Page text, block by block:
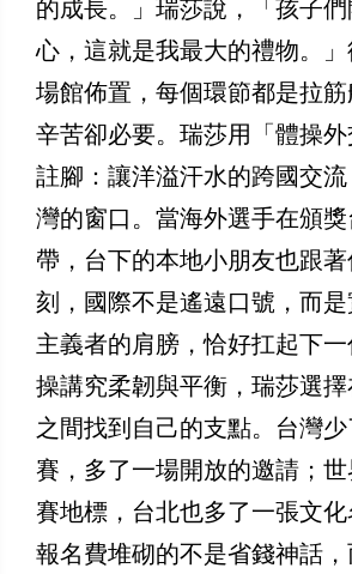
的成長。」瑞莎說，「孩子
心，這就是我最大的禮物。
場館佈置，每個環節都是拉
辛苦卻必要。瑞莎用「體操
註腳：讓洋溢汗水的跨國交
灣的窗口。當海外選手在頒
帶，台下的本地小朋友也跟
刻，國際不是遙遠口號，而
主義者的肩膀，恰好扛起下
操講究柔韌與平衡，瑞莎選
之間找到自己的支點。台灣
賽，多了一場開放的邀請；
賽地標，台北也多了一張文
報名費堆砌的不是省錢神話